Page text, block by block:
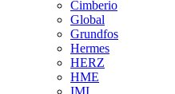
Cimberio
Global
Grundfos
Hermes
HERZ
HME
IMI